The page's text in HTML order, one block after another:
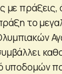
πράξεις,
το
υποδομών